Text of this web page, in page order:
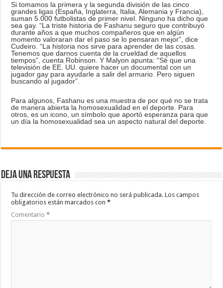
Si tomamos la primera y la segunda división de las cinco
grandes ligas (España, Inglaterra, Italia, Alemania y Francia),
suman 5.000 futbolistas de primer nivel. Ninguno ha dicho que
sea gay. “La triste historia de Fashanu seguro que contribuyó
durante años a que muchos compañeros que en algún
momento valoraran dar el paso se lo pensaran mejor”, dice
Cudeiro. “La historia nos sirve para aprender de las cosas.
Tenemos que darnos cuenta de la crueldad de aquellos
tiempos”, cuenta Robinson. Y Malyon apunta: “Sé que una
televisión de EE. UU. quiere hacer un documental con un
jugador gay para ayudarle a salir del armario. Pero siguen
buscando al jugador”.
Para algunos, Fashanu es una muestra de por qué no se trata
de manera abierta la homosexualidad en el deporte. Para
otros, es un icono, un símbolo que aportó esperanza para que
un día la homosexualidad sea un aspecto natural del deporte.
Deja una respuesta
Tu dirección de correo electrónico no será publicada. Los campos
obligatorios están marcados con*
Comentario*